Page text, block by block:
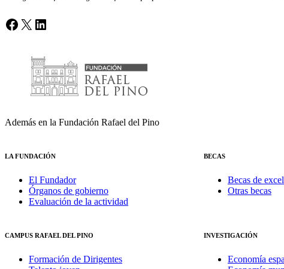
Facebook
X LinkedIn
Además en la Fundación Rafael del Pino
LA FUNDACIÓN
El Fundador
Órganos de gobierno
Evaluación de la actividad
BECAS
Becas de
Otras becas
CAMPUS RAFAEL DEL PINO
Formación de Dirigentes
INVESTIGACIÓN
Economía